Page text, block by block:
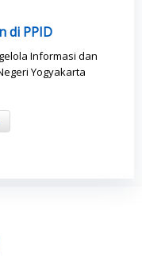
di PPID
Informasi dan
Yogyakarta